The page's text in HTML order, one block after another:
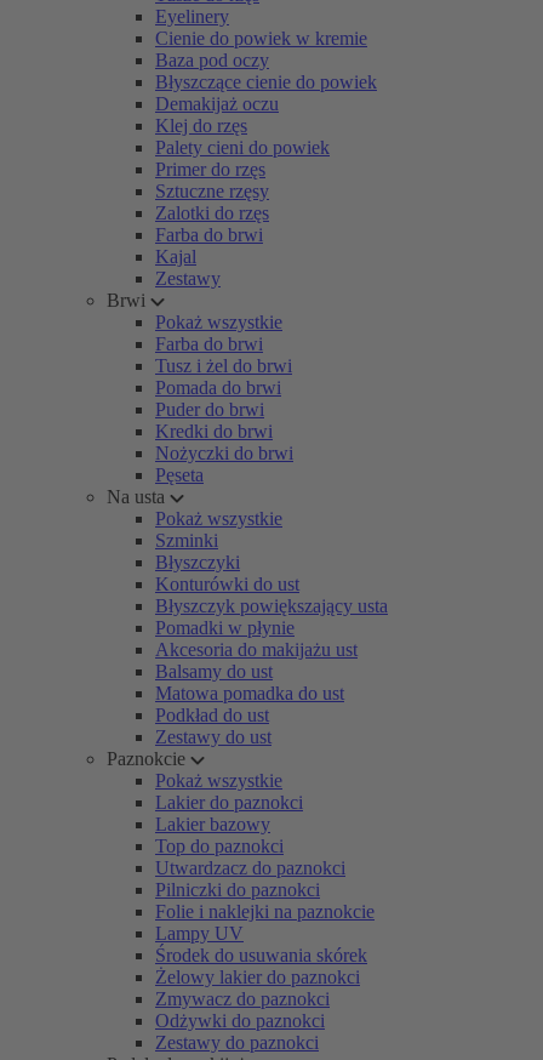
Eyelinery
Cienie do powiek w kremie
Baza pod oczy
Błyszczące cienie do powiek
Demakijaż oczu
Klej do rzęs
Palety cieni do powiek
Primer do rzęs
Sztuczne rzęsy
Zalotki do rzęs
Farba do brwi
Kajal
Zestawy
Brwi
Pokaż wszystkie
Farba do brwi
Tusz i żel do brwi
Pomada do brwi
Puder do brwi
Kredki do brwi
Nożyczki do brwi
Pęseta
Na usta
Pokaż wszystkie
Szminki
Błyszczyki
Konturówki do ust
Błyszczyk powiększający usta
Pomadki w płynie
Akcesoria do makijażu ust
Balsamy do ust
Matowa pomadka do ust
Podkład do ust
Zestawy do ust
Paznokcie
Pokaż wszystkie
Lakier do paznokci
Lakier bazowy
Top do paznokci
Utwardzacz do paznokci
Pilniczki do paznokci
Folie i naklejki na paznokcie
Lampy UV
Środek do usuwania skórek
Żelowy lakier do paznokci
Zmywacz do paznokci
Odżywki do paznokci
Zestawy do paznokci